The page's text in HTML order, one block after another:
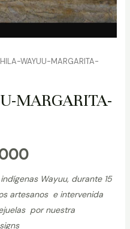
WAYUU-MARGARITA-
MARGARITA-
Wayuu, durante 15
artesanos e intervenida
por nuestra